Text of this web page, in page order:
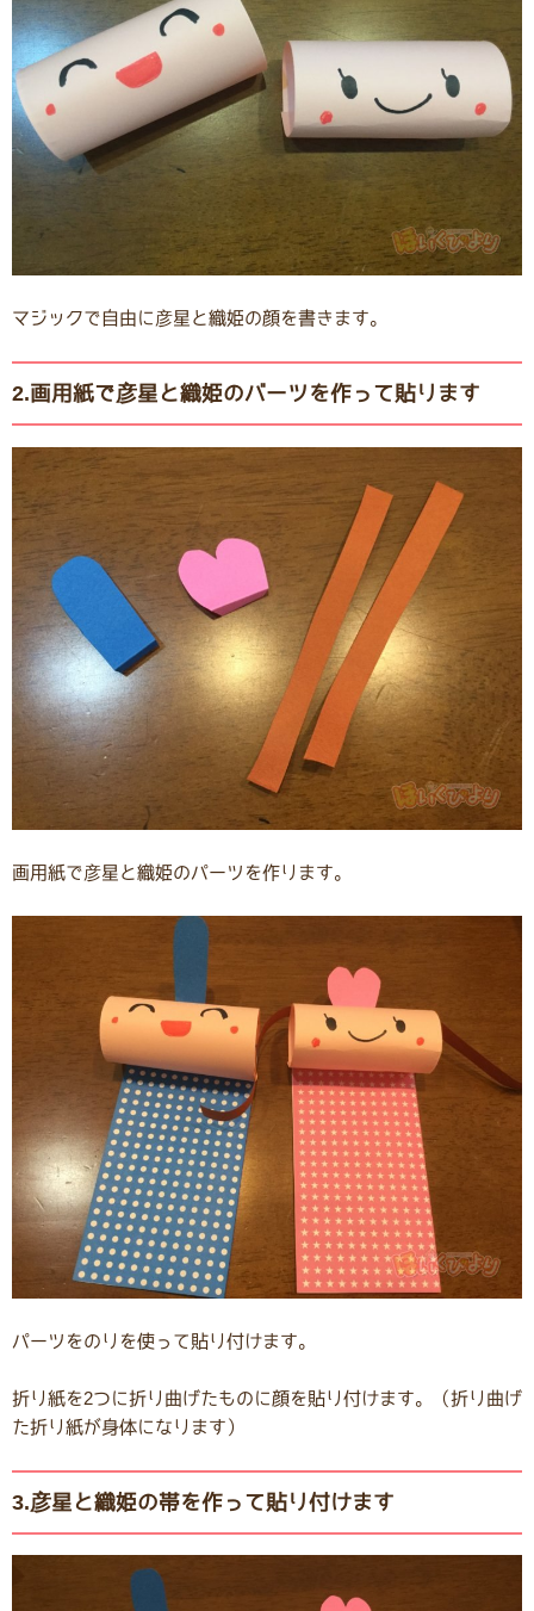
マジックで自由に彦星と織姫の顔を書きます。
2.画用紙で彦星と織姫のバーツを作って貼ります
画用紙で彦星と織姫のパーツを作ります。
パーツをのりを使って貼り付けます。
折り紙を2つに折り曲げたものに顔を貼り付けます。（折り曲げ
た折り紙が身体になります）
3.彦星と織姫の帯を作って貼り付けます